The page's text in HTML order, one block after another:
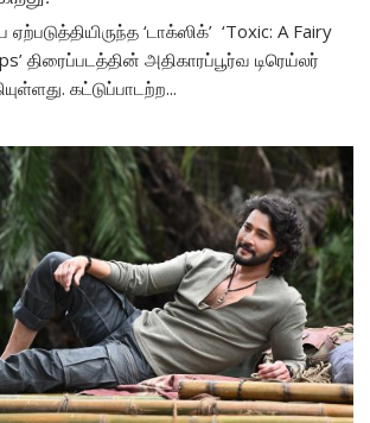
ஏற்படுத்தியிருந்த ‘டாக்ஸிக்’ ‘Toxic: A Fairy
திரைப்படத்தின் அதிகாரப்பூர்வ டிரெய்லர்
கட்டுப்பாடற்ற...